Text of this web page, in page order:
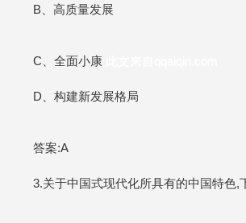
B、高质量发展
C、全面小康
D、构建新发展格局
答案:A
3.关于中国式现代化所具有的中国特色,